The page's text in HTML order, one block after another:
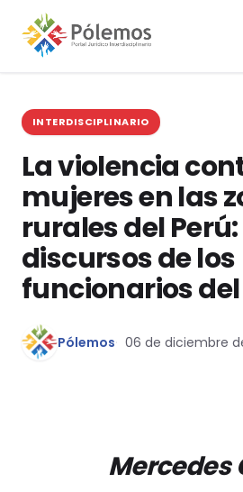
INTERDISCIPLINARIO
La violencia
mujeres en las
rurales del
discursos de los
funcionarios
Pólemos 06 de diciembre
Mercedes